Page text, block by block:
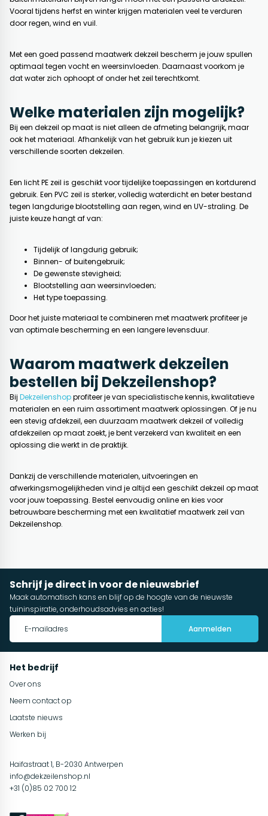
Vooral tijdens herfst en winter krijgen materialen veel te verduren
door regen, wind en vuil.
Met een goed passend maatwerk dekzeil bescherm je jouw spullen
optimaal tegen vocht en weersinvloeden. Daarnaast voorkom je
dat water zich ophoopt of onder het zeil terechtkomt.
Welke materialen zijn mogelijk?
Bij een dekzeil op maat is niet alleen de afmeting belangrijk, maar
ook het materiaal. Afhankelijk van het gebruik kun je kiezen uit
verschillende soorten dekzeilen.
Een licht PE zeil is geschikt voor tijdelijke toepassingen en kortdurend
gebruik. Een PVC zeil is sterker, volledig waterdicht en beter bestand
tegen langdurige blootstelling aan regen, wind en UV-straling. De
juiste keuze hangt af van:
Tijdelijk of langdurig gebruik;
Binnen- of buitengebruik;
De gewenste stevigheid;
Blootstelling aan weersinvloeden;
Het type toepassing.
Door het juiste materiaal te combineren met maatwerk profiteer je
van optimale bescherming en een langere levensduur.
Waarom maatwerk dekzeilen
bestellen bij Dekzeilenshop?
Bij Dekzeilenshopprofiteer je van specialistische kennis, kwalitatieve
materialen en een ruim assortiment maatwerk oplossingen. Of je nu
een stevig afdekzeil, een duurzaam maatwerk dekzeil of volledig
afdekzeilen op maat zoekt, je bent verzekerd van kwaliteit en een
oplossing die werkt in de praktijk.
Dankzij de verschillende materialen, uitvoeringen en
afwerkingsmogelijkheden vind je altijd een geschikt dekzeil op maat
voor jouw toepassing. Bestel eenvoudig online en kies voor
betrouwbare bescherming met een kwalitatief maatwerk zeil van
Dekzeilenshop.
Schrijf je direct in voor de nieuwsbrief
Maak automatisch kans en blijf op de hoogte van de nieuwste
tuininspiratie, onderhoudsadvies en acties!
Aanmelden
Het bedrijf
Over ons
Neem contact op
Laatste nieuws
Werken bij
Haifastraat 1, B-2030 Antwerpen
info@dekzeilenshop.nl
+31 (0)85 02 700 12